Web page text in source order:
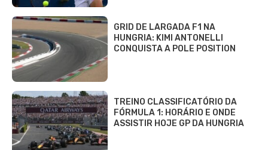
GRID DE LARGADA F1 NA
HUNGRIA: KIMI ANTONELLI
CONQUISTA A POLE POSITION
TREINO CLASSIFICATÓRIO DA
FÓRMULA 1: HORÁRIO E ONDE
ASSISTIR HOJE GP DA HUNGRIA